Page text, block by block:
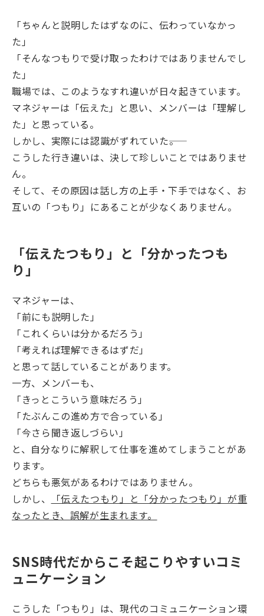
「ちゃんと説明したはずなのに、伝わっていなかっ
た」
「そんなつもりで受け取ったわけではありませんでし
た」
職場では、このようなすれ違いが日々起きています。
マネジャーは「伝えた」と思い、メンバーは「理解し
た」と思っている。
しかし、実際には認識がずれていた――。
こうした行き違いは、決して珍しいことではありませ
ん。
そして、その原因は話し方の上手・下手ではなく、お
互いの「つもり」にあることが少なくありません。
「伝えたつもり」と「分かったつも
り」
マネジャーは、
「前にも説明した」
「これくらいは分かるだろう」
「考えれば理解できるはずだ」
と思って話していることがあります。
一方、メンバーも、
「きっとこういう意味だろう」
「たぶんこの進め方で合っている」
「今さら聞き返しづらい」
と、自分なりに解釈して仕事を進めてしまうことがあ
ります。
どちらも悪気があるわけではありません。
しかし、
「伝えたつもり」と「分かったつもり」が重
なったとき、誤解が生まれます。
SNS時代だからこそ起こりやすいコミ
ュニケーション
こうした「つもり」は、現代のコミュニケーション環